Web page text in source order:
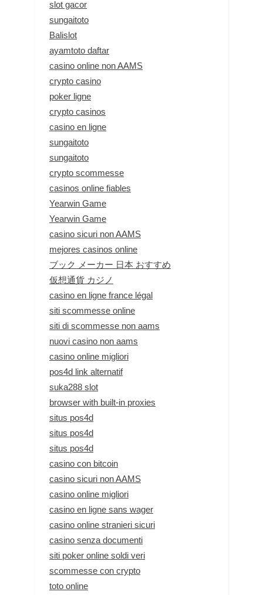
slot gacor
sungaitoto
Balislot
ayamtoto daftar
casino online non AAMS
crypto casino
poker ligne
crypto casinos
casino en ligne
sungaitoto
sungaitoto
crypto scommesse
casinos online fiables
Yearwin Game
Yearwin Game
casino sicuri non AAMS
mejores casinos online
ブック メーカー 日本 おすすめ
仮想通貨 カジノ
casino en ligne france légal
siti scommesse online
siti di scommesse non aams
nuovi casino non aams
casino online migliori
pos4d link alternatif
suka288 slot
browser with built-in proxies
situs pos4d
situs pos4d
situs pos4d
casino con bitcoin
casino sicuri non AAMS
casino online migliori
casino en ligne sans wager
casino online stranieri sicuri
casino senza documenti
siti poker online soldi veri
scommesse con crypto
toto online